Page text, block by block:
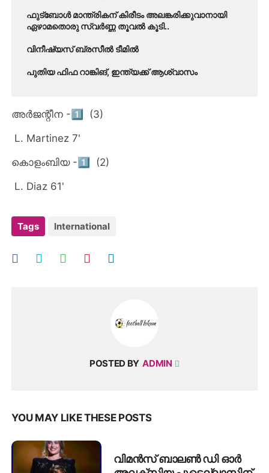
ഫുട്ബോൾ മാന്ത്രികന് കിരീടം അലങ്കരിക്കുവാനായി
ഏഴാമതൊരു സ്വർണ്ണ തൂവൽ കൂടി..
വിനീഷ്യസ് ബ്രസീൽ ടീമിൽ
പുതിയ ഫിഫ റാങ്കിങ്, ഇന്ത്യക്ക് ആശ്വാസം
അർജന്റീന -1⃣ (3)
L. Martinez 7'
കൊളംബിയ -1⃣ (2)
L. Diaz 61'
Tags International
POSTED BY ADMIN
YOU MAY LIKE THESE POSTS
വിമൻസ് ബാലൺ ഡി ഓർ